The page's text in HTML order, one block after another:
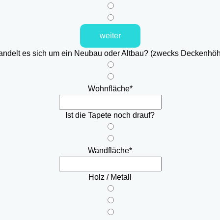
weiter
es sich um ein Neubau oder Altbau? (zwecks
Wohnfläche*
Ist die Tapete noch drauf?
Wandfläche*
Holz / Metall